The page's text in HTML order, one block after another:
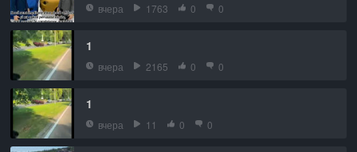
вчера 1763 0 0
1
вчера 2165 0 0
1
вчера 11 0 0